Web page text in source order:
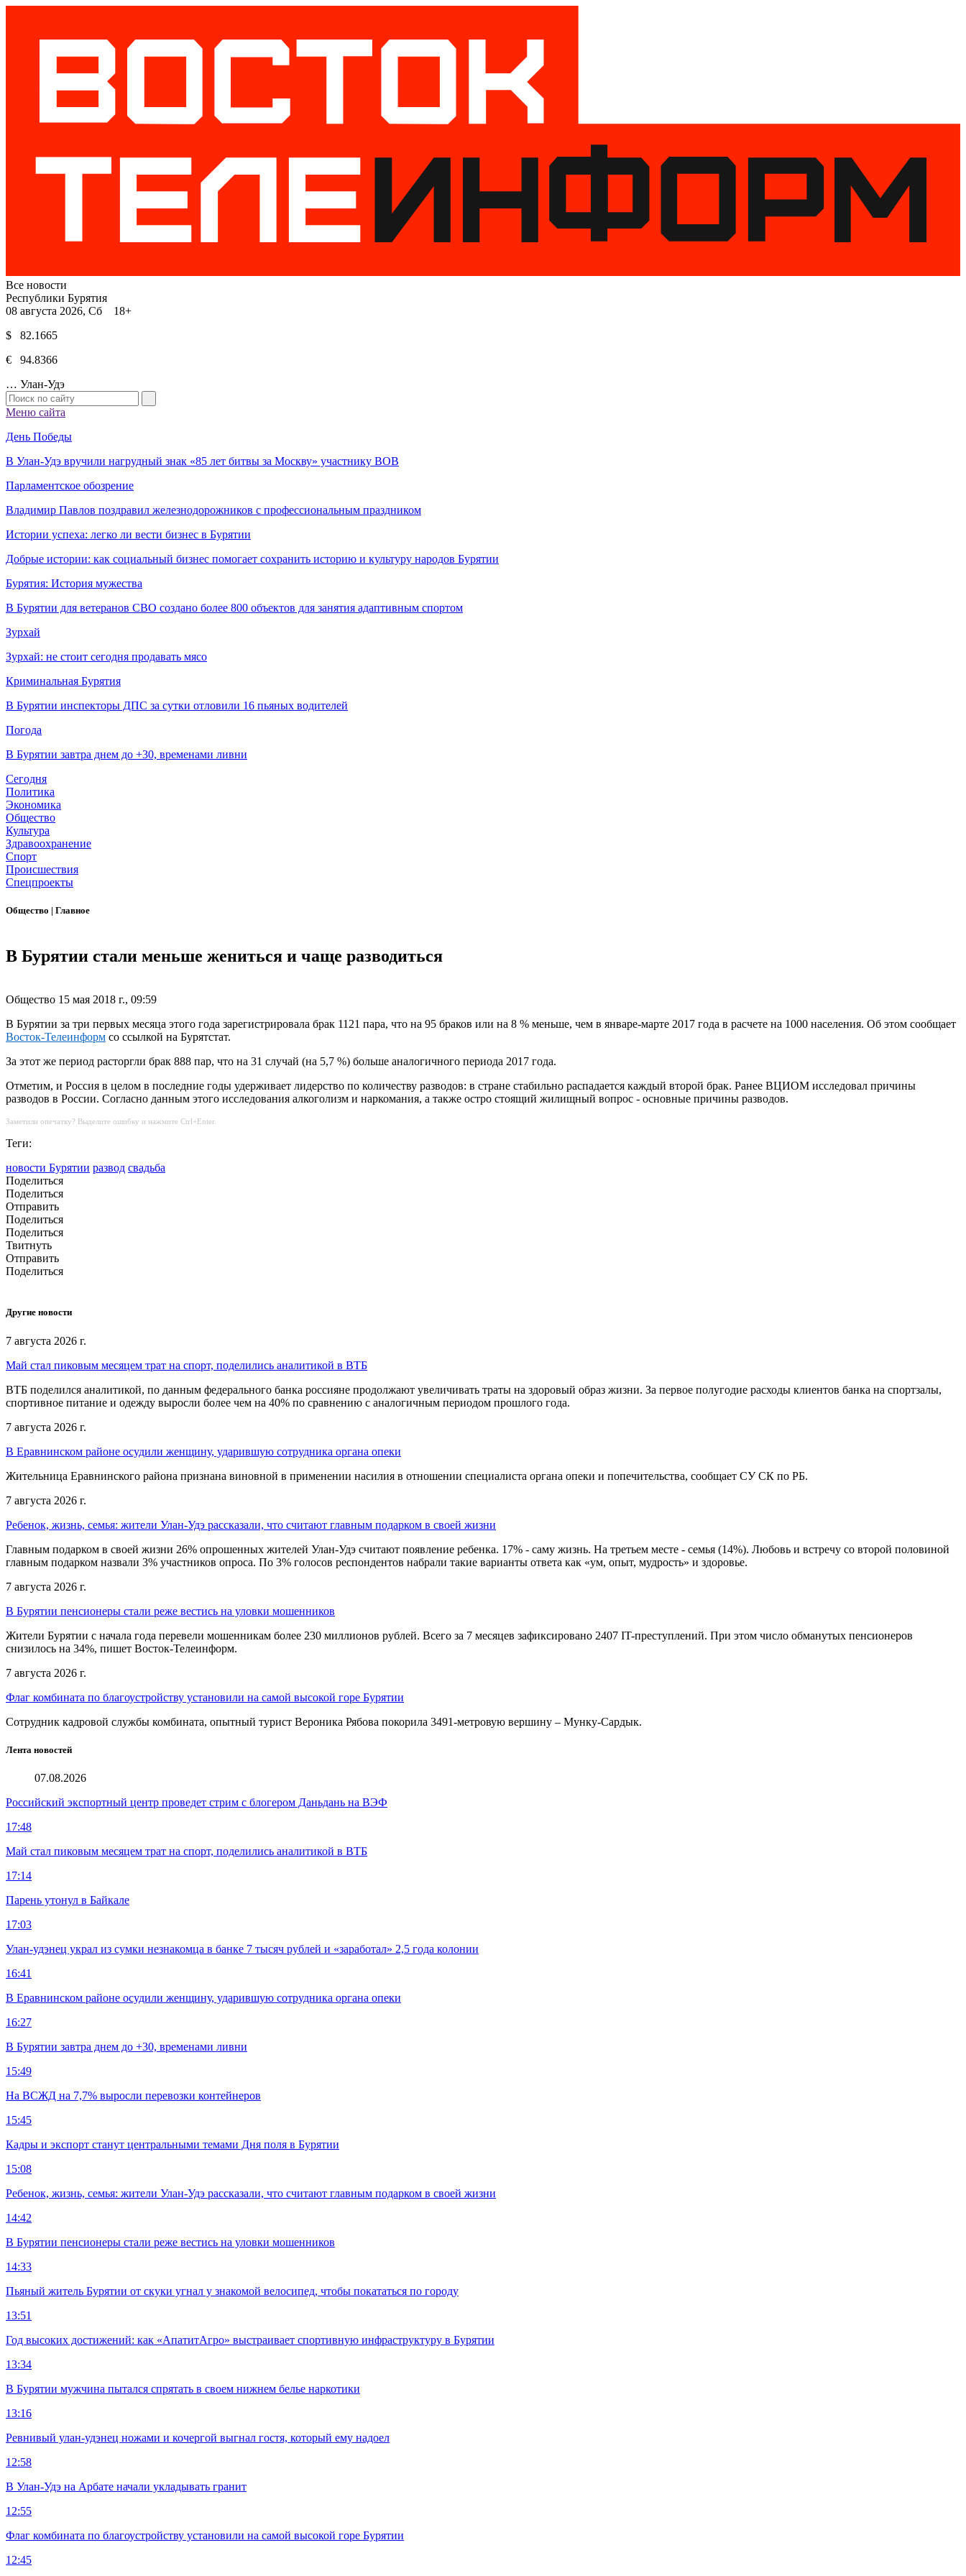
Все новости
Республики Бурятия
08 августа 2026, Сб 18+
$ 82.1665
€ 94.8366
… Улан-Удэ
Меню сайта
День Победы
В Улан-Удэ вручили нагрудный знак «85 лет битвы за Москву» участнику ВОВ
Парламентское обозрение
Владимир Павлов поздравил железнодорожников с профессиональным праздником
Истории успеха: легко ли вести бизнес в Бурятии
Добрые истории: как социальный бизнес помогает сохранить историю и культуру народов Бурятии
Бурятия: История мужества
В Бурятии для ветеранов СВО создано более 800 объектов для занятия адаптивным спортом
Зурхай
Зурхай: не стоит сегодня продавать мясо
Криминальная Бурятия
В Бурятии инспекторы ДПС за сутки отловили 16 пьяных водителей
Погода
В Бурятии завтра днем до +30, временами ливни
Сегодня
Политика
Экономика
Общество
Культура
Здравоохранение
Спорт
Происшествия
Спецпроекты
Общество | Главное
В Бурятии стали меньше жениться и чаще разводиться
Общество 15 мая 2018 г., 09:59
В Бурятии за три первых месяца этого года зарегистрировала брак 1121 пара, что на 95 браков или на 8 % меньше, чем в январе-марте 2017 года в расчете на 1000 населения. Об этом сообщает
Восток-Телеинформ со ссылкой на Бурятстат.
За этот же период расторгли брак 888 пар, что на 31 случай (на 5,7 %) больше аналогичного периода 2017 года.
Отметим, и Россия в целом в последние годы удерживает лидерство по количеству разводов: в стране стабильно распадается каждый второй брак. Ранее ВЦИОМ исследовал причины
разводов в России. Согласно данным этого исследования алкоголизм и наркомания, а также остро стоящий жилищный вопрос - основные причины разводов.
Заметили опечатку? Выделите ошибку и нажмите Ctrl+Enter.
Теги:
новости Бурятии развод свадьба
Поделиться
Поделиться
Отправить
Поделиться
Поделиться
Твитнуть
Отправить
Поделиться
Другие новости
7 августа 2026 г.
Май стал пиковым месяцем трат на спорт, поделились аналитикой в ВТБ
ВТБ поделился аналитикой, по данным федерального банка россияне продолжают увеличивать траты на здоровый образ жизни. За первое полугодие расходы клиентов банка на спортзалы,
спортивное питание и одежду выросли более чем на 40% по сравнению с аналогичным периодом прошлого года.
7 августа 2026 г.
В Еравнинском районе осудили женщину, ударившую сотрудника органа опеки
Жительница Еравнинского района признана виновной в применении насилия в отношении специалиста органа опеки и попечительства, сообщает СУ СК по РБ.
7 августа 2026 г.
Ребенок, жизнь, семья: жители Улан-Удэ рассказали, что считают главным подарком в своей жизни
Главным подарком в своей жизни 26% опрошенных жителей Улан-Удэ считают появление ребенка. 17% - саму жизнь. На третьем месте - семья (14%). Любовь и встречу со второй половиной
главным подарком назвали 3% участников опроса. По 3% голосов респондентов набрали такие варианты ответа как «ум, опыт, мудрость» и здоровье.
7 августа 2026 г.
В Бурятии пенсионеры стали реже вестись на уловки мошенников
Жители Бурятии с начала года перевели мошенникам более 230 миллионов рублей. Всего за 7 месяцев зафиксировано 2407 IT-преступлений. При этом число обманутых пенсионеров
снизилось на 34%, пишет Восток-Телеинформ.
7 августа 2026 г.
Флаг комбината по благоустройству установили на самой высокой горе Бурятии
Сотрудник кадровой службы комбината, опытный турист Вероника Рябова покорила 3491-метровую вершину – Мунку-Сардык.
Лента новостей
07.08.2026
Российский экспортный центр проведет стрим с блогером Даньдань на ВЭФ
17:48
Май стал пиковым месяцем трат на спорт, поделились аналитикой в ВТБ
17:14
Парень утонул в Байкале
17:03
Улан-удэнец украл из сумки незнакомца в банке 7 тысяч рублей и «заработал» 2,5 года колонии
16:41
В Еравнинском районе осудили женщину, ударившую сотрудника органа опеки
16:27
В Бурятии завтра днем до +30, временами ливни
15:49
На ВСЖД на 7,7% выросли перевозки контейнеров
15:45
Кадры и экспорт станут центральными темами Дня поля в Бурятии
15:08
Ребенок, жизнь, семья: жители Улан-Удэ рассказали, что считают главным подарком в своей жизни
14:42
В Бурятии пенсионеры стали реже вестись на уловки мошенников
14:33
Пьяный житель Бурятии от скуки угнал у знакомой велосипед, чтобы покататься по городу
13:51
Год высоких достижений: как «АпатитАгро» выстраивает спортивную инфраструктуру в Бурятии
13:34
В Бурятии мужчина пытался спрятать в своем нижнем белье наркотики
13:16
Ревнивый улан-удэнец ножами и кочергой выгнал гостя, который ему надоел
12:58
В Улан-Удэ на Арбате начали укладывать гранит
12:55
Флаг комбината по благоустройству установили на самой высокой горе Бурятии
12:45